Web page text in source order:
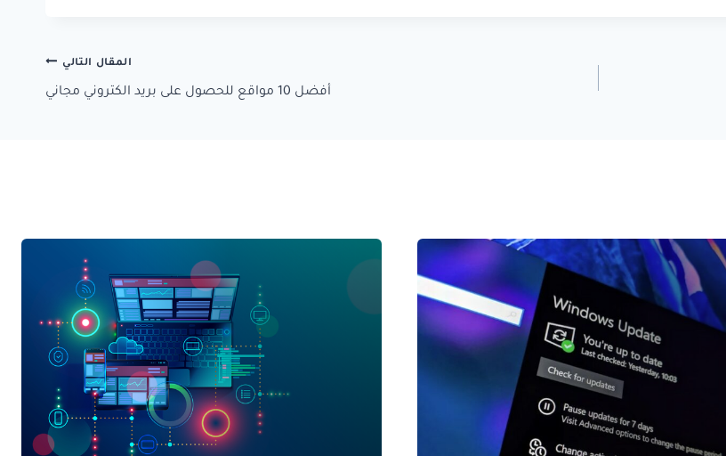
المقال التالي
أفضل 10 مواقع للحصول على بريد الكتروني مجاني